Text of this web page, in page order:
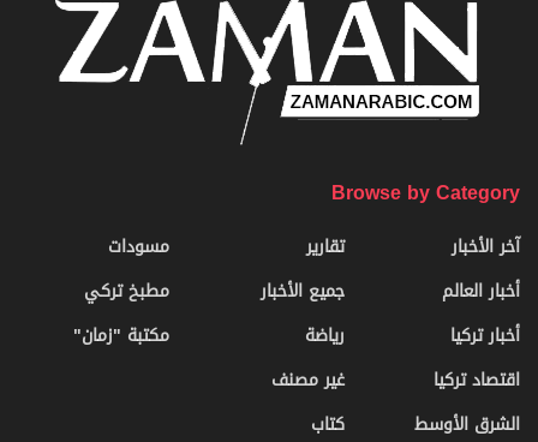
Browse by Category
آخر الأخبار
أخبار العالم
أخبار تركيا
اقتصاد تركيا
الشرق الأوسط
تقارير
جميع الأخبار
رياضة
غير مصنف
كتاب
مسودات
مطبخ تركي
مكتبة "زمان"